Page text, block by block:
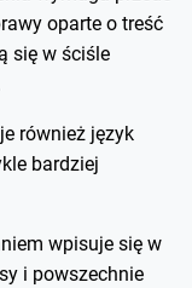
oparte o treść
się w ściśle
również język
bardziej
wpisuje się w
i powszechnie